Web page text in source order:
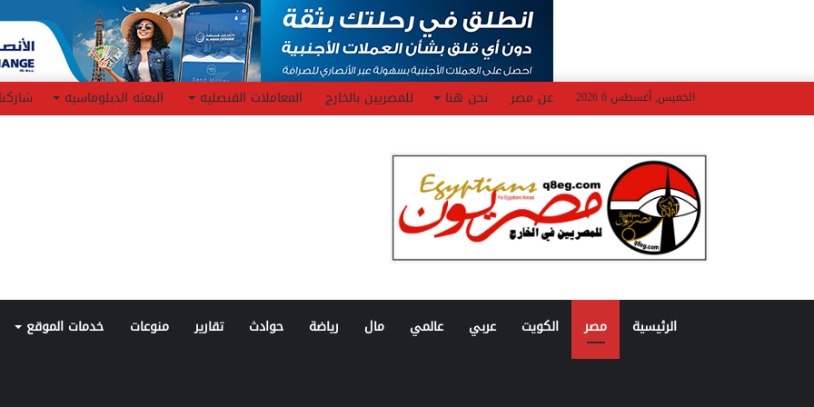
الخميس, أغسطس 6 2026 عن مصر نحن هنا للمصريين بالخارج المعاملات القنصليه البعثه الدبلوماسيه شاركنا
الرئيسية مصر الكويت عربي عالمي مال رياضة حوادث تقارير منوعات خدمات الموقع